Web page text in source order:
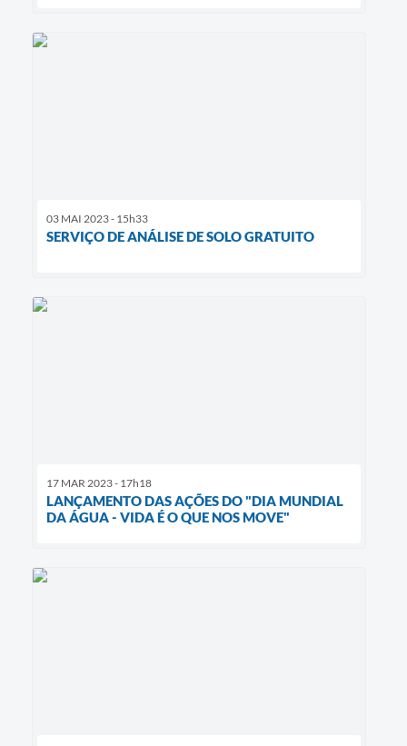
03 MAI 2023 - 15h33
SERVIÇO DE ANÁLISE DE SOLO GRATUITO
17 MAR 2023 - 17h18
LANÇAMENTO DAS AÇÕES DO "DIA MUNDIAL
DA ÁGUA - VIDA É O QUE NOS MOVE"